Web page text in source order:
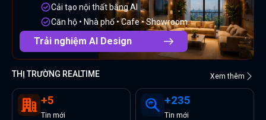
Cải tạo nội thất bằng AI
Căn hộ • Nhà phố • Cafe • Showroom
Trải nghiệm AI Design
THỊ TRƯỜNG REALTIME Xem thêm
+5
Tin mới
+235
Tin mới